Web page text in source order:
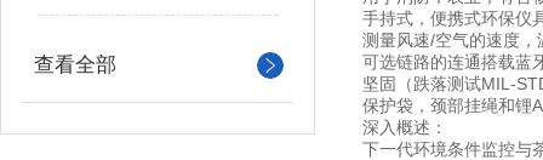
手持式，便携式环保仪
测量风速/空气的速度
可选链路的连通搭载蓝
坚固（跌落测试MIL-
保护袋，颈部挂绳和锂
深入概述：
下一代环境条件监控与
查看全部